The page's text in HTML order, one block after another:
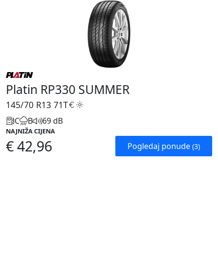
Platin RP330 SUMMER
145/70 R13 71T
C B 69 dB
NAJNIŽA CIJENA
€ 42,96 Pogledaj ponude (3)